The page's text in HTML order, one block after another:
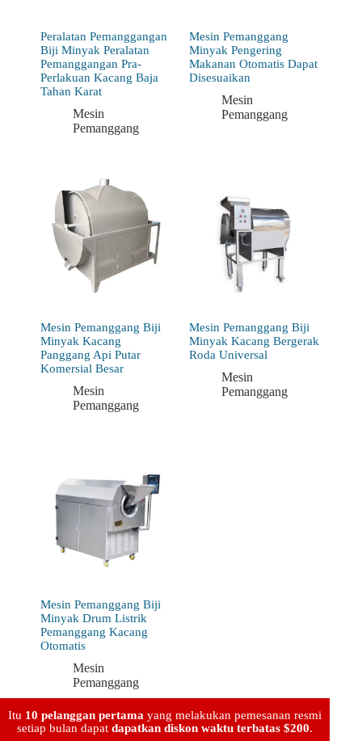
Peralatan Pemanggangan
Biji Minyak Peralatan
Pemanggangan Pra-
Perlakuan Kacang Baja
Tahan Karat
Mesin
Pemanggang
Mesin Pemanggang
Minyak Pengering
Makanan Otomatis Dapat
Disesuaikan
Mesin
Pemanggang
Mesin Pemanggang Biji
Minyak Kacang
Panggang Api Putar
Komersial Besar
Mesin
Pemanggang
Mesin Pemanggang Biji
Minyak Kacang Bergerak
Roda Universal
Mesin
Pemanggang
Mesin Pemanggang Biji
Minyak Drum Listrik
Pemanggang Kacang
Otomatis
Mesin
Pemanggang
Itu 10 pelanggan pertama yang melakukan pemesanan resmi
setiap bulan dapat dapatkan diskon waktu terbatas $200.